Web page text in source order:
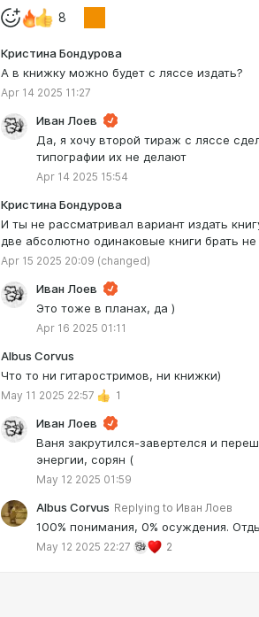
8
Кристина Бондурова
А в книжку можно будет с ляссе издать?
Apr 14 2025 11:27
Иван Лоев
Да, я хочу второй тираж с ляссе
типографии их не делают
Apr 14 2025 15:54
Кристина Бондурова
И ты не рассматривал вариант издать
две абсолютно одинаковые книги брать не
Apr 15 2025 20:09 (changed)
Иван Лоев
Это тоже в планах, да )
Apr 16 2025 01:11
Albus Corvus
Что то ни гитаростримов, ни книжки)
May 11 2025 22:57 1
Иван Лоев
Ваня закрутился-завертелся и
энергии, сорян (
May 12 2025 01:59
Albus Corvus Replying to Иван Лоев
100% понимания, 0% осуждения.
May 12 2025 22:27 2